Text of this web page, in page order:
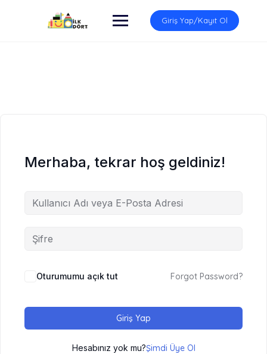
Giriş Yap/Kayıt Ol
Merhaba, tekrar hoş geldiniz!
Oturumumu açık tut Forgot Password?
Giriş Yap
Hesabınız yok mu?Şimdi Üye Ol